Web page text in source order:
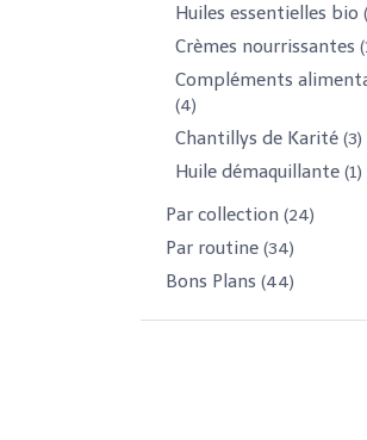
Huiles essentielles bio
Crèmes nourrissantes
Compléments
(4)
Chantillys de Karité (3)
Huile démaquillante (1)
Par collection (24)
Par routine (34)
Bons Plans (44)